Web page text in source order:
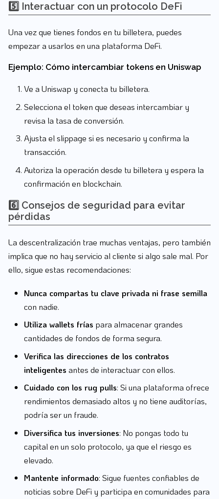
5️⃣ Interactuar con un protocolo DeFi
Una vez que tienes fondos en tu billetera, puedes
empezar a usarlos en una plataforma DeFi.
Ejemplo: Cómo intercambiar tokens en Uniswap
Ve a Uniswap y conecta tu billetera.
Selecciona el token que deseas intercambiar y
revisa la tasa de conversión.
Ajusta el slippage si es necesario y confirma la
transacción.
Autoriza la operación desde tu billetera y espera la
confirmación en blockchain.
6️⃣ Consejos de seguridad para evitar
pérdidas
La descentralización trae muchas ventajas, pero también
implica que no hay servicio al cliente si algo sale mal. Por
ello, sigue estas recomendaciones:
Nunca compartas tu clave privada ni frase semilla
con nadie.
Utiliza wallets frías para almacenar grandes
cantidades de fondos de forma segura.
Verifica las direcciones de los contratos
inteligentes antes de interactuar con ellos.
Cuidado con los rug pulls: Si una plataforma ofrece
rendimientos demasiado altos y no tiene auditorías,
podría ser un fraude.
Diversifica tus inversiones: No pongas todo tu
capital en un solo protocolo, ya que el riesgo es
elevado.
Mantente informado: Sigue fuentes confiables de
noticias sobre DeFi y participa en comunidades para